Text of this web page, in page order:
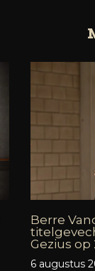
Berre
Gezius
6 augustus